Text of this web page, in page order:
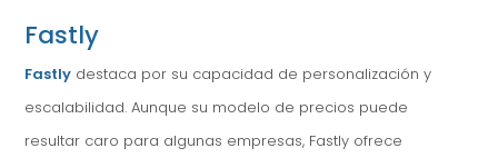
Fastly
Fastly destaca por su capacidad de personalización y
escalabilidad. Aunque su modelo de precios puede
resultar caro para algunas empresas, Fastly ofrece